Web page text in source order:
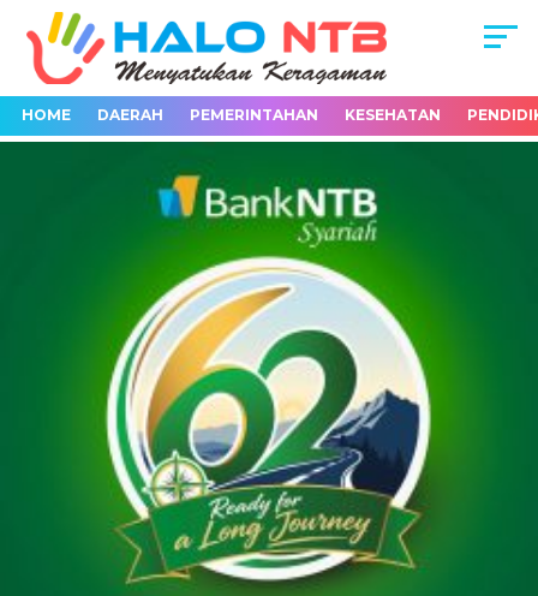
HOME DAERAH PEMERINTAHAN KESEHATAN